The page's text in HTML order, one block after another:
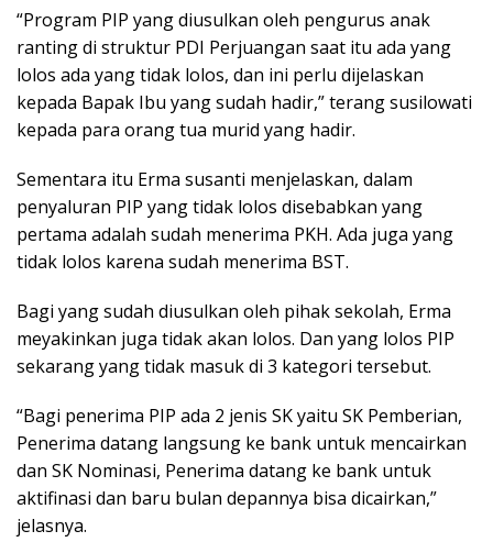
“Program PIP yang diusulkan oleh pengurus anak
ranting di struktur PDI Perjuangan saat itu ada yang
lolos ada yang tidak lolos, dan ini perlu dijelaskan
kepada Bapak Ibu yang sudah hadir,” terang susilowati
kepada para orang tua murid yang hadir.
Sementara itu Erma susanti menjelaskan, dalam
penyaluran PIP yang tidak lolos disebabkan yang
pertama adalah sudah menerima PKH. Ada juga yang
tidak lolos karena sudah menerima BST.
Bagi yang sudah diusulkan oleh pihak sekolah, Erma
meyakinkan juga tidak akan lolos. Dan yang lolos PIP
sekarang yang tidak masuk di 3 kategori tersebut.
“Bagi penerima PIP ada 2 jenis SK yaitu SK Pemberian,
Penerima datang langsung ke bank untuk mencairkan
dan SK Nominasi, Penerima datang ke bank untuk
aktifinasi dan baru bulan depannya bisa dicairkan,”
jelasnya.